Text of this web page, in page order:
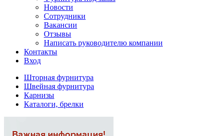
Новости
Сотрудники
Вакансии
Отзывы
Написать руководителю компании
Контакты
Вход
Шторная фурнитура
Швейная фурнитура
Карнизы
Каталоги, брелки